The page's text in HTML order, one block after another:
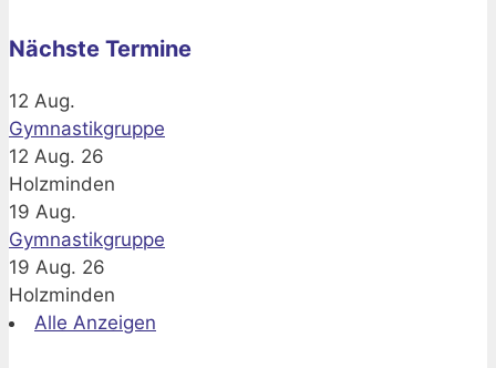
Nächste Termine
12 Aug.
Gymnastikgruppe
12 Aug. 26
Holzminden
19 Aug.
Gymnastikgruppe
19 Aug. 26
Holzminden
Alle Anzeigen